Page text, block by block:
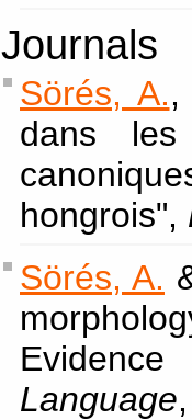
Journals
Sörés, A.,
dans les
hongrois",
Sörés, A.
Language